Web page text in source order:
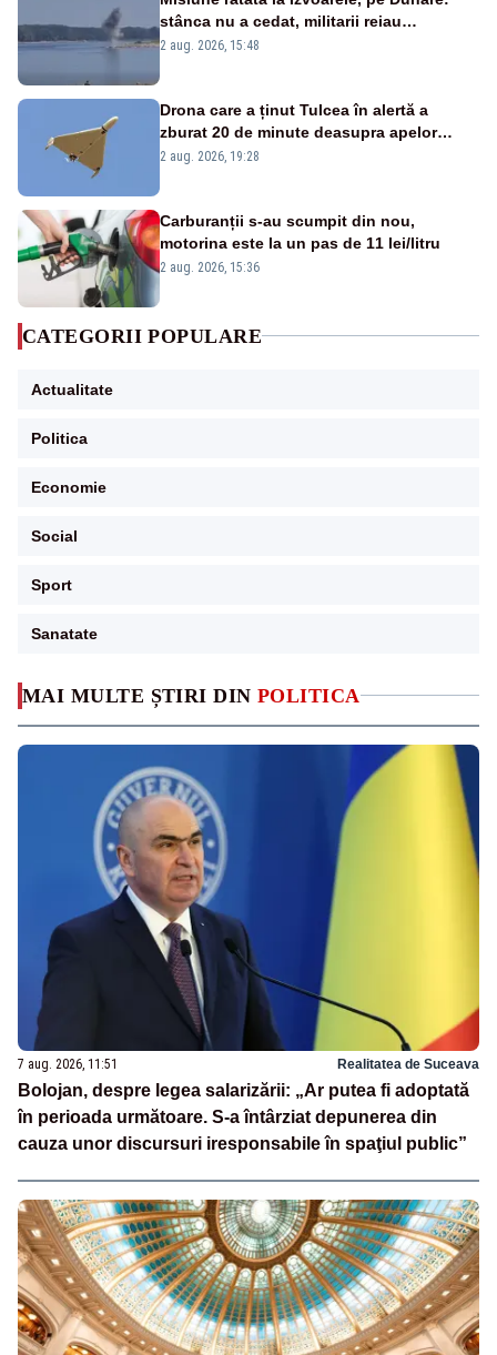
MAI MULTE ȘTIRI DIN POLITICA
7 aug. 2026, 11:51 Realitatea de Suceava
Bolojan, despre legea salarizării: „Ar putea fi adoptată
în perioada următoare. S-a întârziat depunerea din
cauza unor discursuri iresponsabile în spaţiul public”
stânca nu a cedat, militarii reiau
detonările luni – VIDEO
2 aug. 2026, 15:48
Drona care a ținut Tulcea în alertă a
zburat 20 de minute deasupra apelor
României. Au fost ridicate două F-16
2 aug. 2026, 19:28
Carburanții s-au scumpit din nou,
motorina este la un pas de 11 lei/litru
2 aug. 2026, 15:36
CATEGORII POPULARE
Actualitate
Politica
Economie
Social
Sport
Sanatate